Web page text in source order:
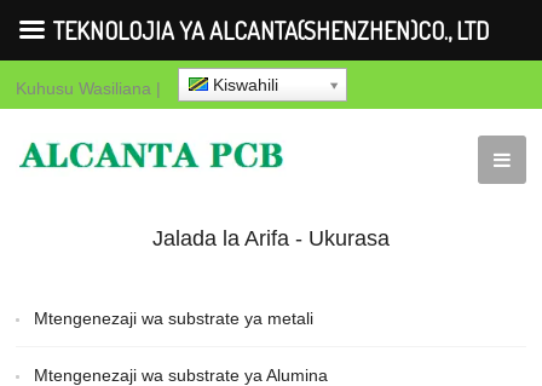
Kuhusu Wasiliana | Kiswahili
Jalada la Arifa - Ukurasa
Mtengenezaji wa substrate ya metali
Mtengenezaji wa substrate ya Alumina
TEKNOLOJIA YA ALCANTA(SHENZHEN)CO., LTD